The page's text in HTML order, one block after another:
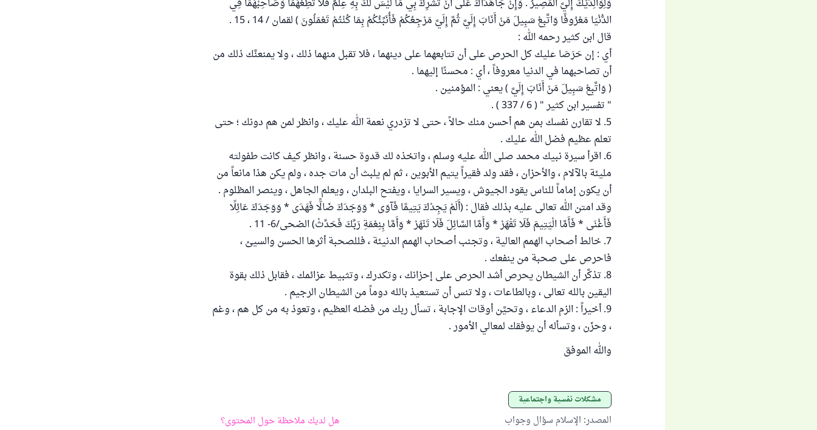
وَلِوَالِدَيْكَ إِلَيَّ الْمَصِيرُ . وَإِنْ جَاهَدَاكَ عَلَى أَنْ تُشْرِكَ بِي مَا لَيْسَ لَكَ بِهِ عِلْمٌ فَلَا تُطِعْهُمَا وَصَاحِبْهُمَا فِي
الدُّنْيَا مَعْرُوفًا وَاتَّبِعْ سَبِيلَ مَنْ أَنَابَ إِلَيَّ ثُمَّ إِلَيَّ مَرْجِعُكُمْ فَأُنَبِّئُكُمْ بِمَا كُنْتُمْ تَعْمَلُونَ ) لقمان / 14 ، 15 .
قال ابن كثير رحمه الله :
أي : إن حَرَصَا عليك كل الحرص على أن تتابعهما على دينهما ، فلا تقبل منهما ذلك ، ولا يمنعنَّك ذلك من
أن تصاحبهما في الدنيا معروفاً ، أي : محسنًا إليهما .
( وَاتَّبِعْ سَبِيلَ مَنْ أَنَابَ إِلَيَّ ) يعني : المؤمنين .
" تفسير ابن كثير " ( 6 / 337 ) .
5. لا تقارن نفسك بمن هم أحسن منك حالاً ، حتى لا تزدري نعمة الله عليك ، وانظر لمن هم دونك ؛ حتى
تعلم عظيم فضل الله عليك .
6. اقرأ سيرة نبيك محمد صلى الله عليه وسلم ، واتخذه لك قدوة حسنة ، وانظر كيف كانت طفولته
مليئة بالآلام ، والأحزان ، فقد ولد فقيراً يتيم الأبوين ، ثم لم يلبث أن مات جده ، ولم يكن هذا مانعاً من
أن يكون إماماً للناس يقود الجيوش ، ويسير السرايا ، ويفتح البلدان ، ويعلم الجاهل ، وينصر المظلوم .
وقد امتن الله تعالى عليه بذلك فقال : (أَلَمْ يَجِدْكَ يَتِيمًا فَآوَى * وَوَجَدَكَ ضَالًّا فَهَدَى * وَوَجَدَكَ عَائِلًا
فَأَغْنَى * فَأَمَّا الْيَتِيمَ فَلَا تَقْهَرْ * وَأَمَّا السَّائِلَ فَلَا تَنْهَرْ * وَأَمَّا بِنِعْمَةِ رَبِّكَ فَحَدِّثْ) الضحى/6- 11 .
7. خالط أصحاب الهمم العالية ، وتجنب أصحاب الهمم الدنيئة ، فللصحبة أثرها الحسن والسيئ ،
فاحرص على صحبة من ينفعك .
8. تذكَّر أن الشيطان يحرص أشد الحرص على إحزانك ، وتكدرك ، وتثبيط عزائمك ، فقابل ذلك بقوة
اليقين بالله تعالى ، وبالطاعات ، ولا تنس أن تستعيذ بالله دوماً من الشيطان الرجيم .
9. أخيراً : الزم الدعاء ، وتحيَّن أوقات الإجابة ، تسأل ربك من فضله العظيم ، وتعوذ به من كل هم ، وغم
، وحزَن ، وتسأله أن يوفقك لمعالي الأمور .
والله الموفق
مشكلات نفسية واجتماعية
المصدر: الإسلام سؤال وجواب هل لديك ملاحظة حول المحتوى؟